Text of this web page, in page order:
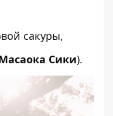
сакуры,
Сики).